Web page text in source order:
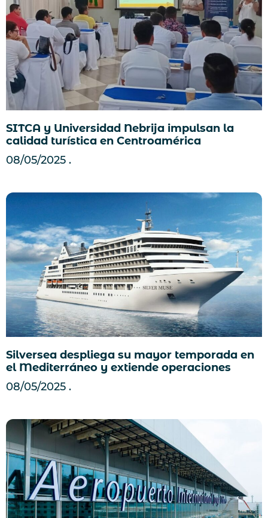
SITCA y Universidad Nebrija impulsan la
calidad turística en Centroamérica
08/05/2025
Silversea despliega su mayor temporada en
el Mediterráneo y extiende operaciones
08/05/2025